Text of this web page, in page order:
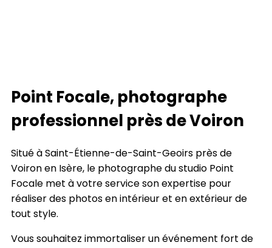
Point Focale, photographe
professionnel près de Voiron
Situé à Saint-Étienne-de-Saint-Geoirs près de
Voiron en Isère, le photographe du studio Point
Focale met à votre service son expertise pour
réaliser des photos en intérieur et en extérieur de
tout style.
Vous souhaitez immortaliser un événement fort de